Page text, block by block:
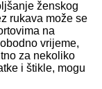
ženskog
rukava može se
na
vrijeme,
za nekoliko
i štikle, mogu